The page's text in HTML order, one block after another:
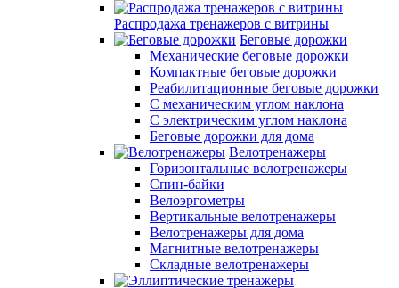
Распродажа тренажеров с витрины
Беговые дорожки
Механические беговые дорожки
Компактные беговые дорожки
Реабилитационные беговые дорожки
С механическим углом наклона
С электрическим углом наклона
Беговые дорожки для дома
Велотренажеры
Горизонтальные велотренажеры
Спин-байки
Велоэргометры
Вертикальные велотренажеры
Велотренажеры для дома
Магнитные велотренажеры
Складные велотренажеры